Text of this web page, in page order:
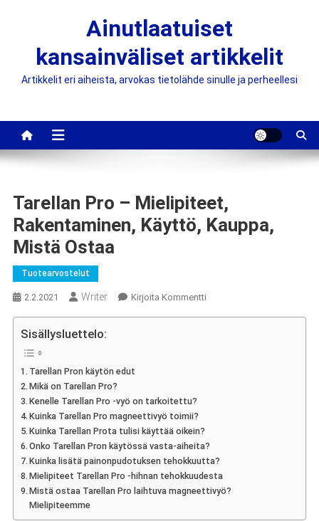
Ainutlaatuiset
kansainväliset artikkelit
Artikkelit eri aiheista, arvokas tietolähde sinulle ja perheellesi
Tarellan Pro – Mielipiteet,
Rakentaminen, Käyttö, Kauppa,
Mistä Ostaa
Tuotearvostelut
2.2.2021 Writer Kirjoita KommenttiOn
Ostaa
Sisällysluettelo:
Tarellan Pron käytön edut
Mikä on Tarellan Pro?
Kenelle Tarellan Pro -vyö on tarkoitettu?
Kuinka Tarellan Pro magneettivyö toimii?
Kuinka Tarellan Prota tulisi käyttää oikein?
Onko Tarellan Pron käytössä vasta-aiheita?
Kuinka lisätä painonpudotuksen tehokkuutta?
Mielipiteet Tarellan Pro -hihnan tehokkuudesta
Mistä ostaa Tarellan Pro laihtuva magneettivyö?
Mielipiteemme